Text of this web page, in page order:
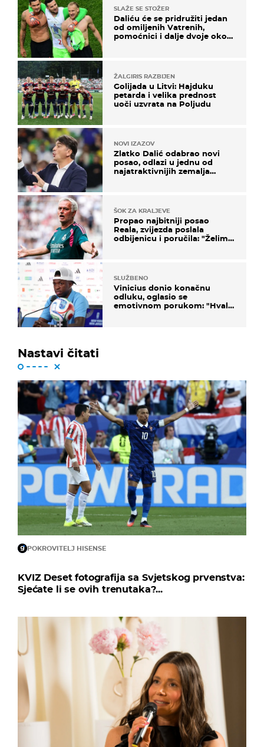
SLAŽE SE STOŽER
Daliću će se pridružiti jedan
od omiljenih Vatrenih,
pomoćnici i dalje dvoje oko
ŽALGIRIS RAZBIJEN
Golijada u Litvi: Hajduku
petarda i velika prednost
uoči uzvrata na Poljudu
NOVI IZAZOV
Zlatko Dalić odabrao novi
posao, odlazi u jednu od
najatraktivnijih zemalja
ŠOK ZA KRALJEVE
Propao najbitniji posao
Reala, zvijezda poslala
odbijenicu i poručila: "Želim
SLUŽBENO
Vinicius donio konačnu
odluku, oglasio se
emotivnom porukom: "Hvala
Nastavi čitati
POKROVITELJ HISENSE
KVIZ Deset fotografija sa Svjetskog prvenstva:
Sjećate li se ovih trenutaka?...